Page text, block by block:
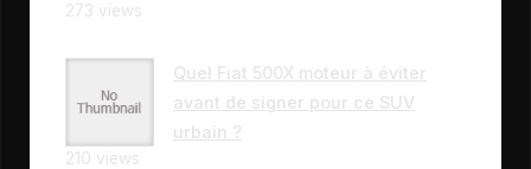
273 views
Quel Fiat 500X moteur à éviter
avant de signer pour ce SUV
urbain ?
210 views